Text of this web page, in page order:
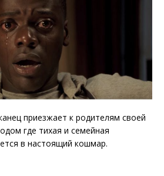
приезжает к родителям своей
где тихая и семейная
в настоящий кошмар.